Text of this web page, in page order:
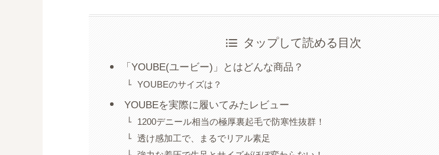
タップして読める目次
「YOUBE(ユービー)」とはどんな商品？
YOUBEのサイズは？
YOUBEを実際に履いてみたレビュー
1200デニール相当の極厚裏起毛で防寒性抜群！
透け感加工で、まるでリアル素足